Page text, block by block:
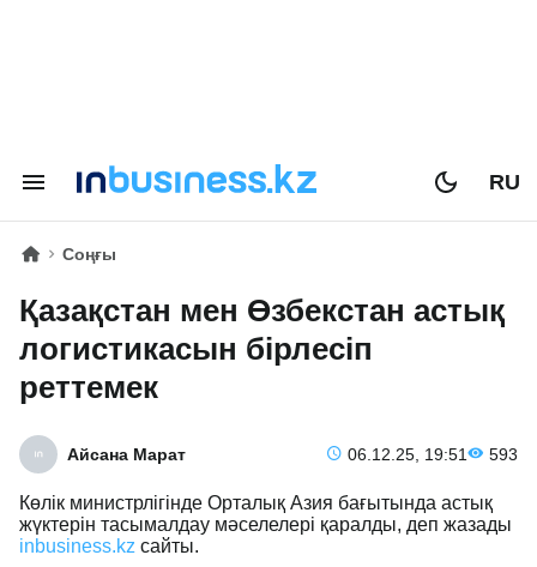
RU
Соңғы
Қазақстан мен Өзбекстан астық
логистикасын бірлесіп
реттемек
Айсана Марат 06.12.25, 19:51 593
Көлік министрлігінде Орталық Азия бағытында астық
жүк­­терін тасымалдау мәселелері қаралды, деп жазады
inbusiness.kz сайты.